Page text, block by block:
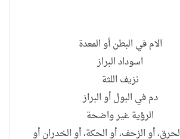
آلام في البطن أو المعدة
اسوداد البراز
نزيف اللثة
دم في البول أو البراز
الرؤية غير واضحة
أو الزحف، أو الحكة، أو الخدران أو